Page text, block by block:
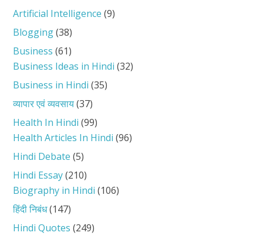
Artificial Intelligence (9)
Blogging(38)
Business (61)
Business Ideas in Hindi (32)
Business in Hindi (35)
व्यापार एवं व्यवसाय(37)
Health In Hindi (99)
Health Articles In Hindi (96)
Hindi Debate (5)
Hindi Essay(210)
Biography in Hindi (106)
हिंदी निबंध(147)
Hindi Quotes (249)